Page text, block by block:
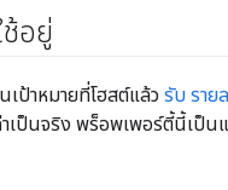
ช้อยู่
ป้าหมายที่โฮสต์แล้ว รับ ราย
เป็นจริง พร็อพเพอร์ตี้นี้เป็น